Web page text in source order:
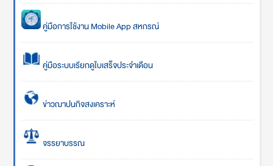
คู่มือการใช้งาน Mobile App สหกรณ์
คู่มือระบบเรียกดูใบเสร็จประจำเดือน
ข่าวฌาปนกิจสงเคราะห์
จรรยาบรรณ